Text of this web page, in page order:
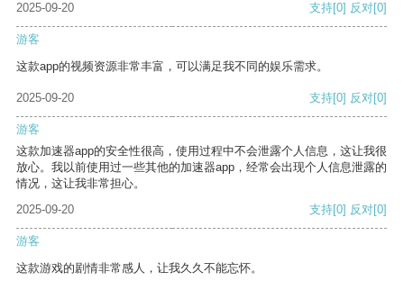
2025-09-20
支持[0] 反对[0]
游客
这款app的视频资源非常丰富，可以满足我不同的娱乐需求。
2025-09-20 支持[0] 反对[0]
游客
这款加速器app的安全性很高，使用过程中不会泄露个人信息，这让我很
放心。我以前使用过一些其他的加速器app，经常会出现个人信息泄露的
情况，这让我非常担心。
2025-09-20
支持[0] 反对[0]
游客
这款游戏的剧情非常感人，让我久久不能忘怀。